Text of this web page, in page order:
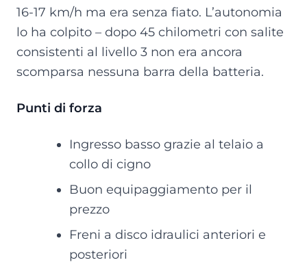
16-17 km/h ma era senza fiato. L’autonomia
lo ha colpito – dopo 45 chilometri con salite
consistenti al livello 3 non era ancora
scomparsa nessuna barra della batteria.
Punti di forza
Ingresso basso grazie al telaio a
collo di cigno
Buon equipaggiamento per il
prezzo
Freni a disco idraulici anteriori e
posteriori